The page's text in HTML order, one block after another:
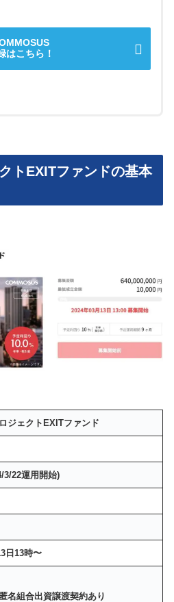
はこちら！
トEXITファンドの基本
ジェクトEXITファンド
3/22運用開始)
日13時〜
名組合出資譲渡契約あり